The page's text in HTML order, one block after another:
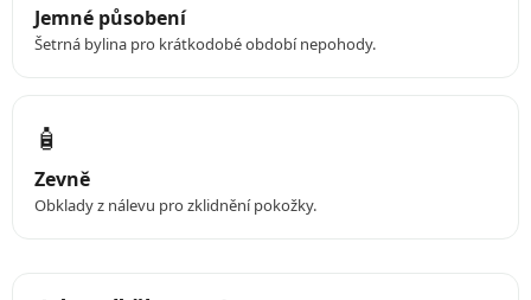
Jemné působení
Šetrná bylina pro krátkodobé období nepohody.
🧴
Zevně
Obklady z nálevu pro zklidnění pokožky.